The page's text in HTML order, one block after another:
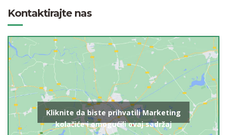
Kontaktirajte nas
Kliknite da biste prihvatili Marketing
kolačiće i omogućili ovaj sadržaj